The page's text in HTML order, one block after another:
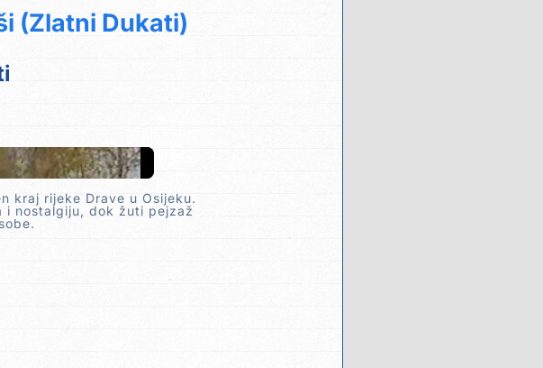
(Zlatni Dukati)
kraj rijeke Drave u Osijeku.
i nostalgiju, dok žuti pejzaž